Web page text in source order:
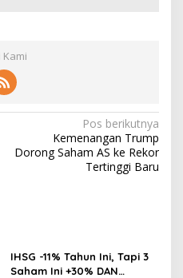
Kami
Pos berikutnya
Kemenangan Trump
Dorong Saham AS ke Rekor
Tertinggi Baru
IHSG -11% Tahun Ini, Tapi 3
Saham Ini +30% DAN